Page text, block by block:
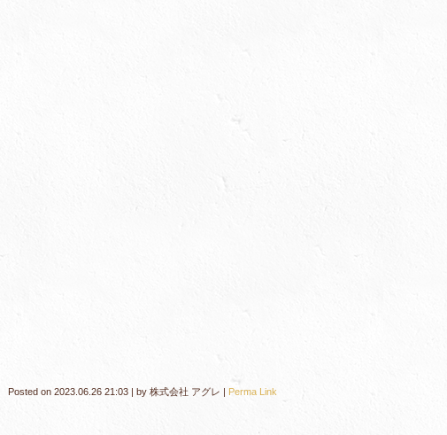
Posted on 2023.06.26 21:03 | by 株式会社 アグレ | Perma Link